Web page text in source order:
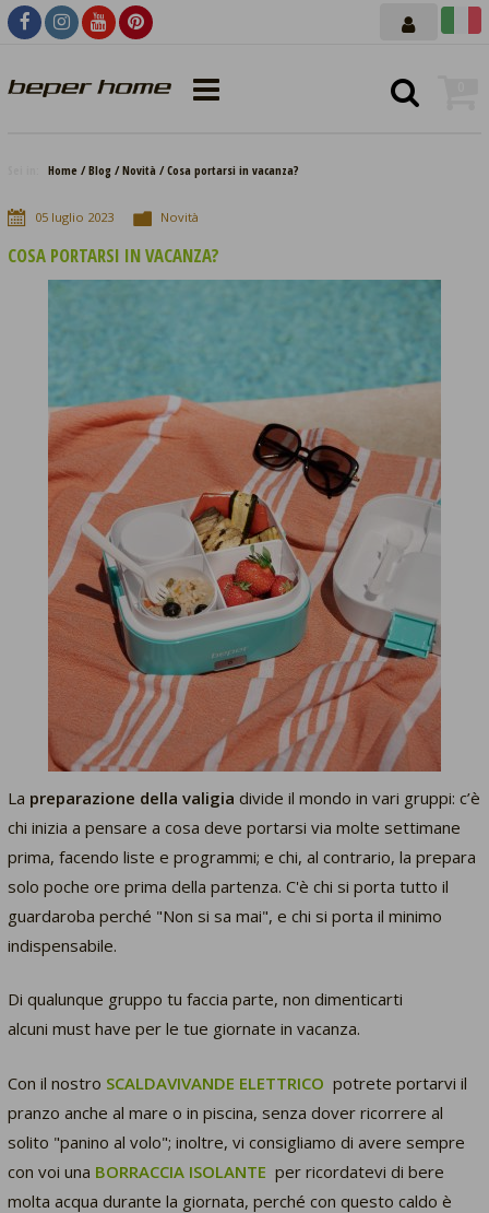
Home Blog Novità Cosa portarsi in vacanza?
05 luglio 2023 Novità
COSA PORTARSI IN VACANZA?
La preparazione della valigia divide il mondo in vari gruppi: c’è
chi inizia a pensare a cosa deve portarsi via molte settimane
prima, facendo liste e programmi; e chi, al contrario, la prepara
solo poche ore prima della partenza. C'è chi si porta tutto il
guardaroba perché "Non si sa mai",e chi si porta il minimo
indispensabile.
Di qualunque gruppo tu faccia parte, non dimenticarti
alcunimust have per le tue giornate in vacanza.
Con il nostro SCALDAVIVANDE ELETTRICO potrete portarvi il
pranzo anche al mare o in piscina, senza dover ricorrere al
solito "panino al volo"; inoltre, vi consigliamo di avere sempre
con voi una BORRACCIA ISOLANTE per ricordatevi di bere
molta acqua durante la giornata, perché con questo caldo è